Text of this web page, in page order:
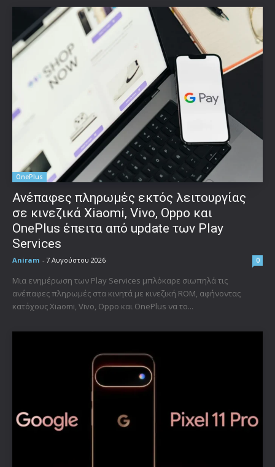
OnePlus
Ανέπαφες πληρωμές εκτός λειτουργίας
σε κινεζικά Xiaomi, Vivo, Oppo και
OnePlus έπειτα από update των Play
Services
Aniram - 7 Αυγούστου 2026 0
Μια ενημέρωση των Play Services μπλόκαρε σιωπηλά τις
ανέπαφες πληρωμές στα κινητά με κινεζική ROM, αφήνοντας
κατόχους Xiaomi, Vivo, Oppo και OnePlus να το...